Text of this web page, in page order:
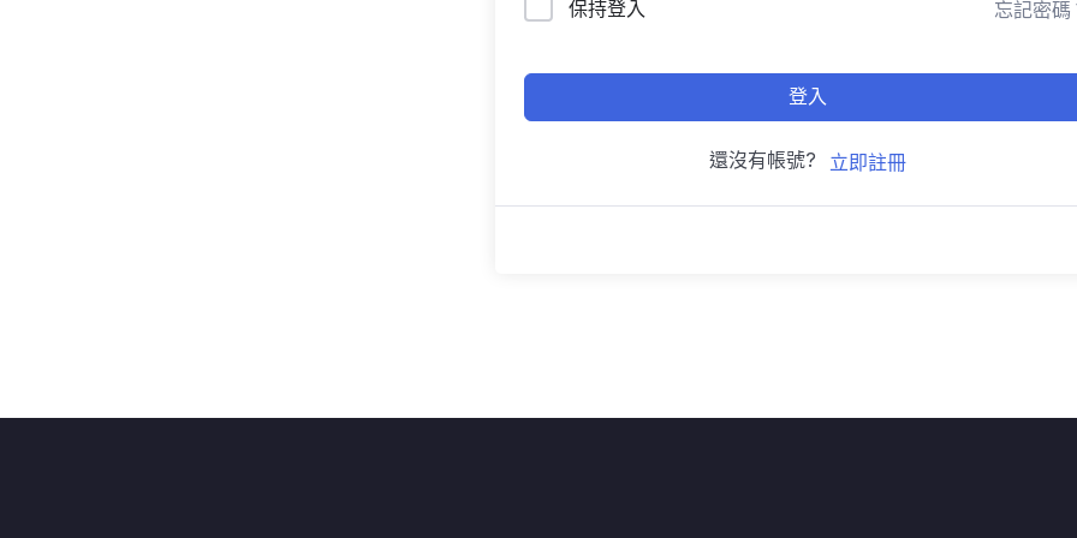
保持登入 忘記密碼
登入
還沒有帳號? 立即註冊